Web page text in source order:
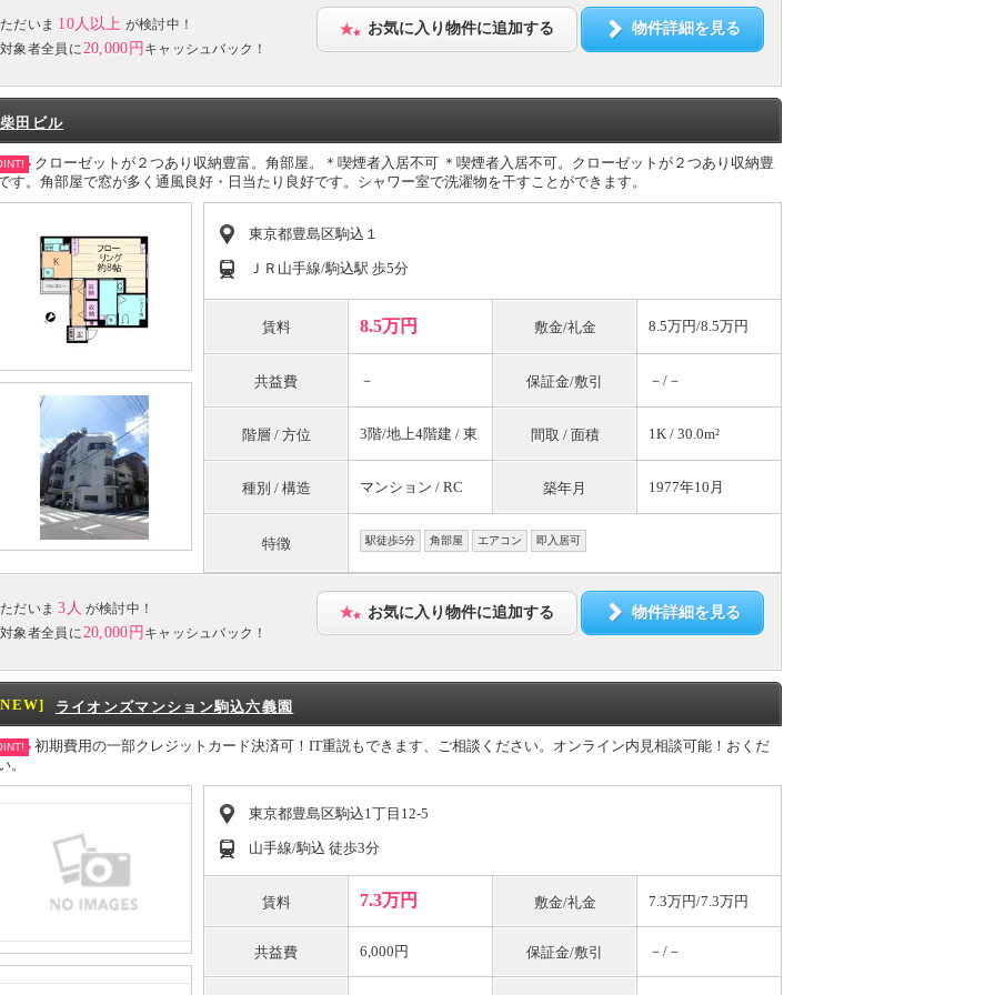
ただいま 10人以上 が検討中！
対象者全員に20,000円 キャッシュバック！
お気に入り物件に追加する 物件詳細を見る
柴田ビル
クローゼットが２つあり収納豊富。角部屋。＊喫煙者入居不可 ＊喫煙者入居不可。クローゼットが２つあり収納豊
す。角部屋で窓が多く通風良好・日当たり良好です。シャワー室で洗濯物を干すことができます。
東京都豊島区駒込１
ＪＲ山手線/駒込駅 歩5分
賃料 8.5万円 敷金/礼金 8.5万円/8.5万円
共益費 － 保証金/敷引 －/－
階層 / 方位 3階/地上4階建 / 東 間取 / 面積 1K / 30.0m²
種別 / 構造 マンション / RC 築年月 1977年10月
特徴 駅徒歩5分 角部屋 エアコン 即入居可
ただいま 3人 が検討中！
対象者全員に 20,000円 キャッシュバック！
お気に入り物件に追加する 物件詳細を見る
ライオンズマンション駒込六義園
初期費用の一部クレジットカード決済可！IT重説もできます、ご相談ください。オンライン内見相談可能！おくだ
。
東京都豊島区駒込1丁目12-5
山手線/駒込 徒歩3分
賃料 7.3万円 敷金/礼金 7.3万円/7.3万円
共益費 6,000円 保証金/敷引 －/－